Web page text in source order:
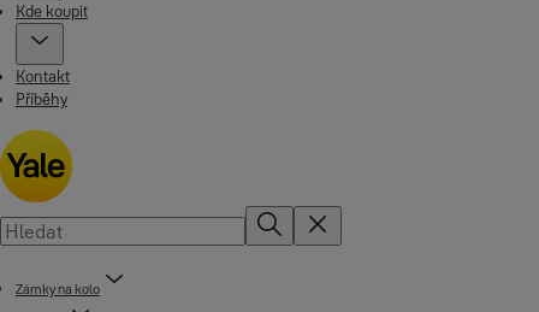
Kde koupit
Kontakt
Příběhy
Zámky na kolo